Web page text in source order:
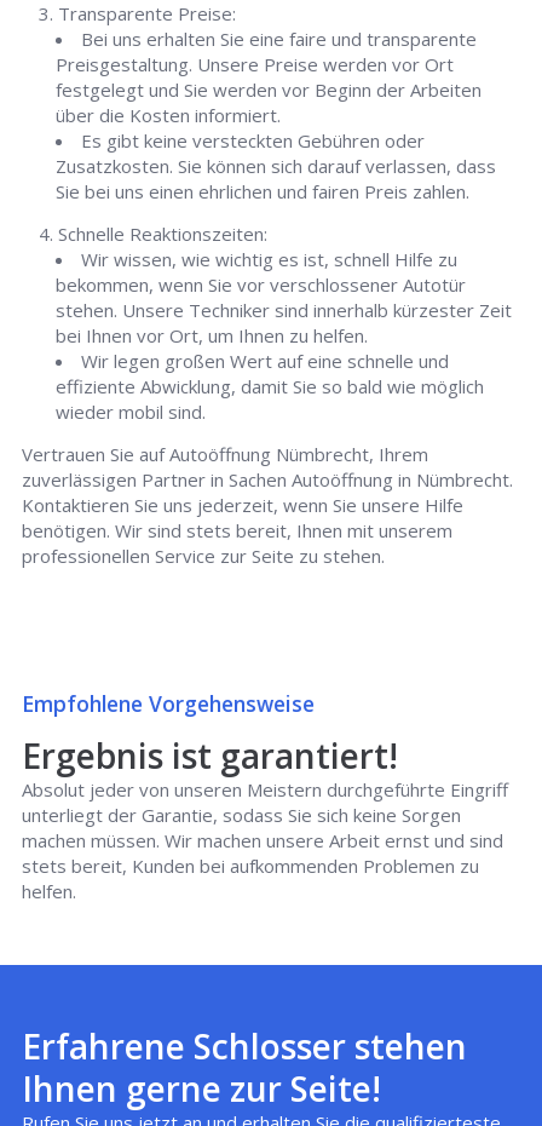
Transparente Preise:
Bei uns erhalten Sie eine faire und transparente
Preisgestaltung. Unsere Preise werden vor Ort
festgelegt und Sie werden vor Beginn der Arbeiten
über die Kosten informiert.
Es gibt keine versteckten Gebühren oder
Zusatzkosten. Sie können sich darauf verlassen, dass
Sie bei uns einen ehrlichen und fairen Preis zahlen.
Schnelle Reaktionszeiten:
Wir wissen, wie wichtig es ist, schnell Hilfe zu
bekommen, wenn Sie vor verschlossener Autotür
stehen. Unsere Techniker sind innerhalb kürzester Zeit
bei Ihnen vor Ort, um Ihnen zu helfen.
Wir legen großen Wert auf eine schnelle und
effiziente Abwicklung, damit Sie so bald wie möglich
wieder mobil sind.
Vertrauen Sie auf Autoöffnung Nümbrecht, Ihrem
zuverlässigen Partner in Sachen Autoöffnung in Nümbrecht.
Kontaktieren Sie uns jederzeit, wenn Sie unsere Hilfe
benötigen. Wir sind stets bereit, Ihnen mit unserem
professionellen Service zur Seite zu stehen.
Empfohlene Vorgehensweise
Ergebnis ist garantiert!
Absolut jeder von unseren Meistern durchgeführte Eingriff
unterliegt der Garantie, sodass Sie sich keine Sorgen
machen müssen. Wir machen unsere Arbeit ernst und sind
stets bereit, Kunden bei aufkommenden Problemen zu
helfen.
Erfahrene Schlosser stehen
Ihnen gerne zur Seite!